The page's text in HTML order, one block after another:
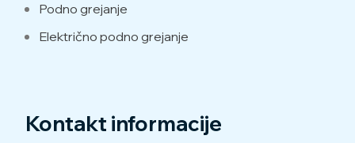
Podno grejanje
Električno podno grejanje
Kontakt informacije